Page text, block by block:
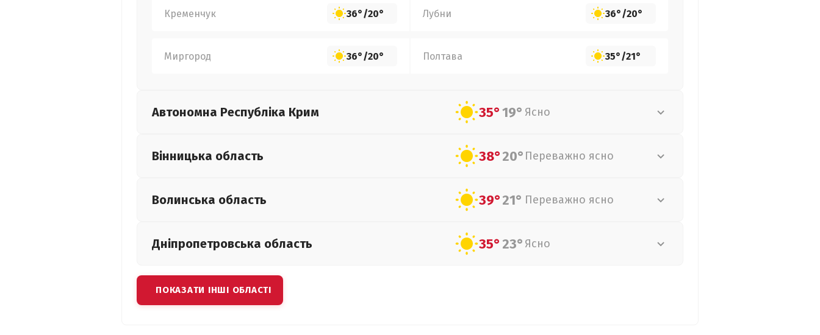
Кременчук 36°/20° Лубни 36°/20°
Миргород 36°/20° Полтава 35°/21°
Автономна Республіка Крим 35°19° Ясно
Вінницька область 38°20° Переважно ясно
Волинська область 39°21° Переважно ясно
Дніпропетровська область 35°23° Ясно
ПОКАЗАТИ ІНШІ ОБЛАСТІ